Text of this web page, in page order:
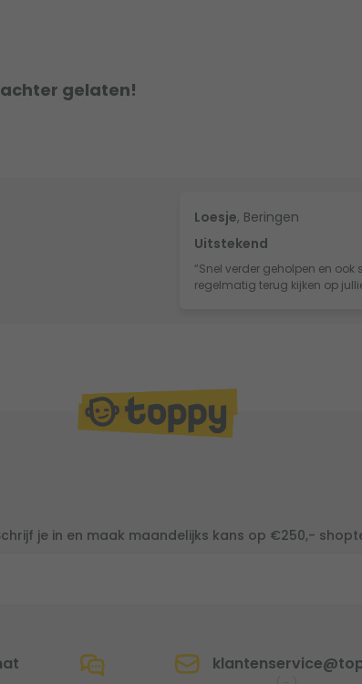
gelaten!
Loesje, Beringen
Uitstekend
“Snel verder geholpen en
regelmatig terug kijken op
je in en maak maandelijks kans op €250,-